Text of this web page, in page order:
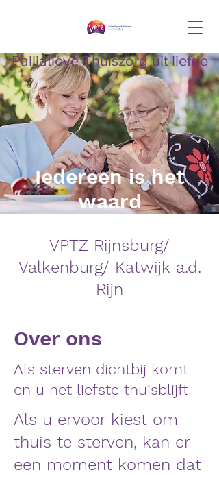
Palliatieve Thuiszorg uit liefde
Iedereen is het
waard
VPTZ Rijnsburg/
Valkenburg/ Katwijk a.d.
Rijn
Over ons
Als sterven dichtbij komt
en u het liefste thuisblijft
Als u ervoor kiest om
thuis te sterven, kan er
een moment komen dat